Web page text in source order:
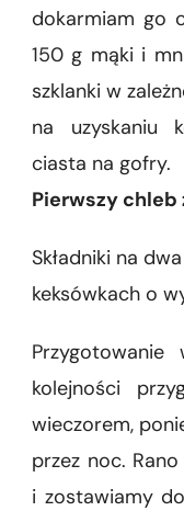
dokarmiam go
150 g mąki i
szklanki w
na uzyskaniu
ciasta na gofry.
Pierwszy chleb
Składniki na
keksówkach o
kolejności
wieczorem,
przez noc.
i zostawiamy